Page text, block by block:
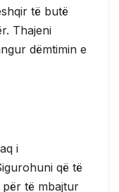
të butë
Thajeni
dëmtimin e
i
që të
për të mbajtur